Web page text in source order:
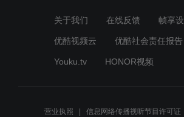
关于我们 在线反馈 帧享
优酷视频云 优酷社会责任报告
Youku.tv HONOR视频
营业执照 信息网络传播视听节目许可